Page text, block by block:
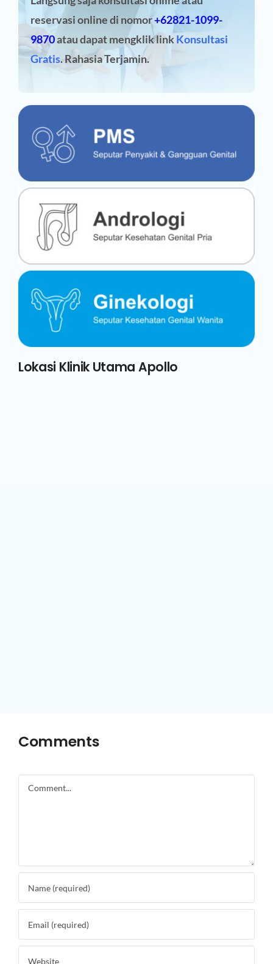
reservasi onlinedi nomor+62821-1099-
9870atau dapat mengklik linkKonsultasi
Gratis. Rahasia Terjamin.
Lokasi Klinik Utama Apollo
Comments
Comment